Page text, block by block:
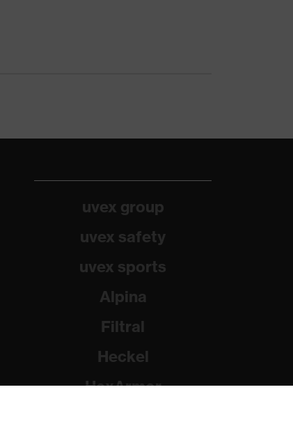
uvex group
uvex safety
uvex sports
Alpina
Filtral
Heckel
HexArmor